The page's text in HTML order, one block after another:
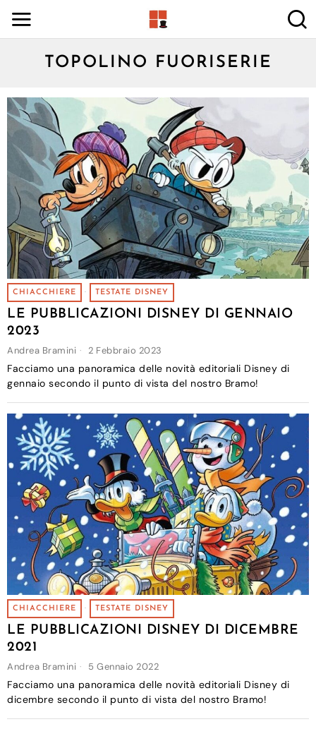
TOPOLINO FUORISERIE
CHIACCHIERE · TESTATE DISNEY
LE PUBBLICAZIONI DISNEY DI GENNAIO
2023
Andrea Bramini 2 Febbraio 2023
Facciamo una panoramica delle novità editoriali Disney di
gennaio secondo il punto di vista del nostro Bramo!
CHIACCHIERE · TESTATE DISNEY
LE PUBBLICAZIONI DISNEY DI DICEMBRE
2021
Andrea Bramini 5 Gennaio 2022
Facciamo una panoramica delle novità editoriali Disney di
dicembre secondo il punto di vista del nostro Bramo!